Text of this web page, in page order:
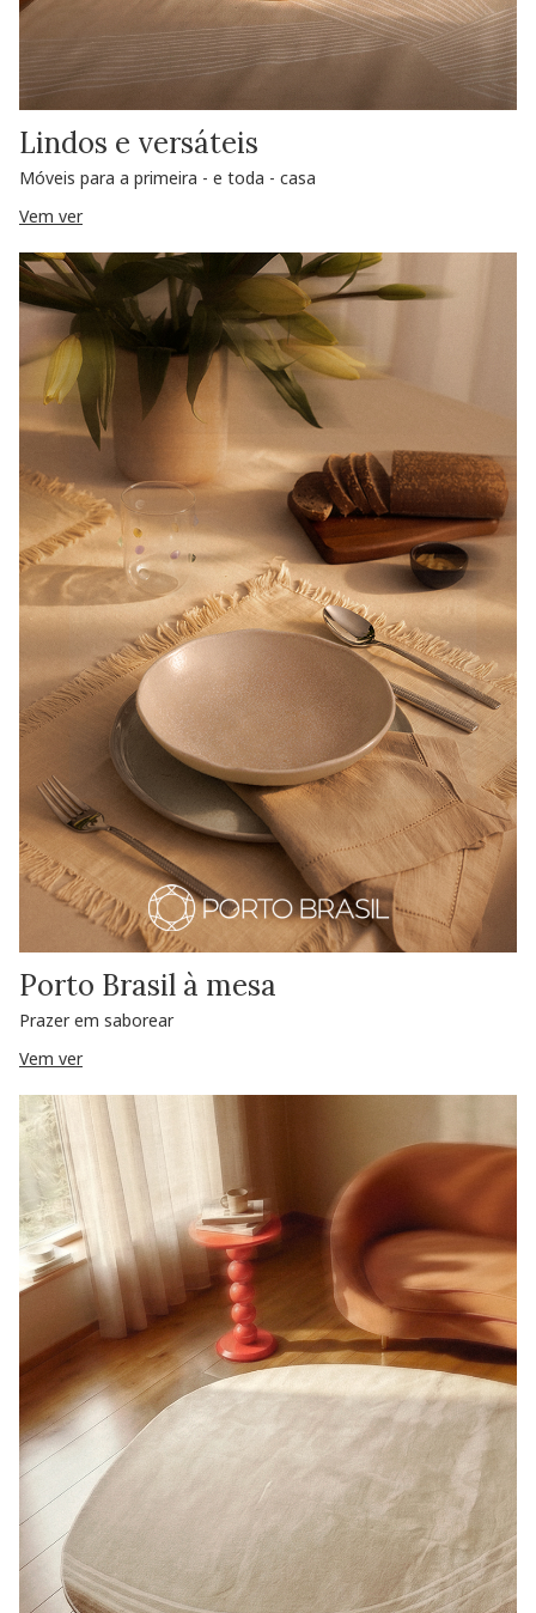
Lindos e versáteis
Móveis para a primeira - e toda - casa
Vem ver
Porto Brasil à mesa
Prazer em saborear
Vem ver